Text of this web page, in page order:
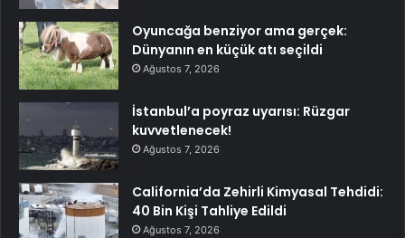
Oyuncağa benziyor ama gerçek:
Dünyanın en küçük atı seçildi
Ağustos 7, 2026
İstanbul’a poyraz uyarısı: Rüzgar
kuvvetlenecek!
Ağustos 7, 2026
California’da Zehirli Kimyasal Tehdidi:
40 Bin Kişi Tahliye Edildi
Ağustos 7, 2026